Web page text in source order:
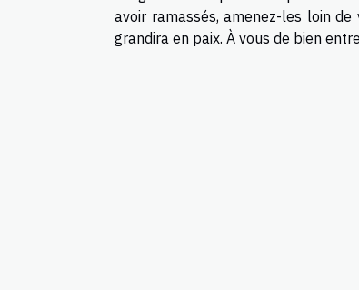
avoir ramassés, amenez-les loin
grandira en paix. À vous de bien